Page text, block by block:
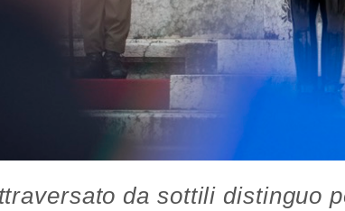
da sottili distinguo